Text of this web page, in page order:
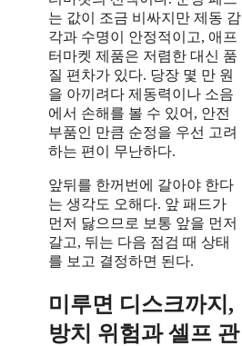
는 값이 조금 비싸지만 제동 감
각과 수명이 안정적이고, 애프
터마켓 제품은 저렴한 대신 품
질 편차가 있다. 당장 몇 만 원
을 아끼려다 제동력이나 소음
에서 손해를 볼 수 있어, 안전
부품인 만큼 순정을 우선 고려
하는 편이 무난하다.
앞뒤를 한꺼번에 갈아야 한다
는 생각도 오해다. 앞 패드가
먼저 닳으므로 보통 앞을 먼저
갈고, 뒤는 다음 점검 때 상태
를 보고 결정하면 된다.
미루면 디스크까지,
방치 위험과 셀프 관